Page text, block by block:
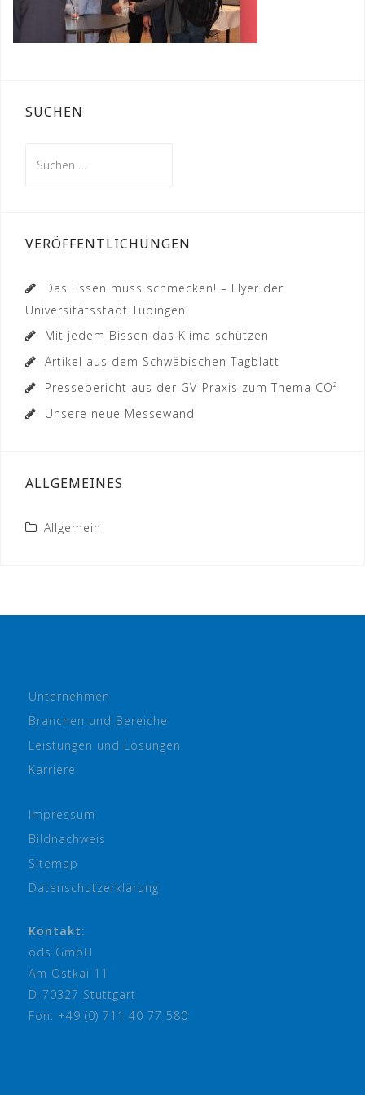
SUCHEN
nach:
VERÖFFENTLICHUNGEN
Das Essen muss schmecken! – Flyer der
Universitätsstadt Tübingen
Mit jedem Bissen das Klima schützen
Artikel aus dem Schwäbischen Tagblatt
Pressebericht aus der GV-Praxis zum Thema CO²
Unsere neue Messewand
ALLGEMEINES
Allgemein
Unternehmen
Branchen und Bereiche
Leistungen und Lösungen
Karriere
Impressum
Bildnachweis
Sitemap
Datenschutzerklärung
Kontakt:
ods GmbH
Am Ostkai 11
D-70327 Stuttgart
Fon: +49 (0) 711 40 77 580